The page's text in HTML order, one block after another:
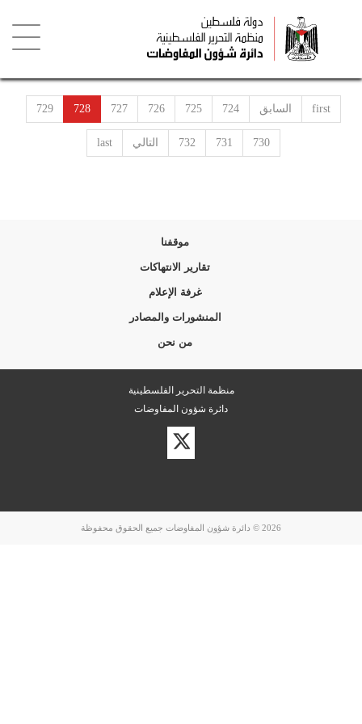
first السابق 724
725
726
727
728
729
730
731
732 التالي last
موقفنا
تقارير الانتهاكات
غرفة الإعلام
المنشورات والمصادر
من نحن
منظمة التحرير الفلسطينية
دائرة شؤون المفاوضات
زيارة
حسابنا
على
2026 © دائرة شؤون المفاوضات جميع الحقوق محفوظة